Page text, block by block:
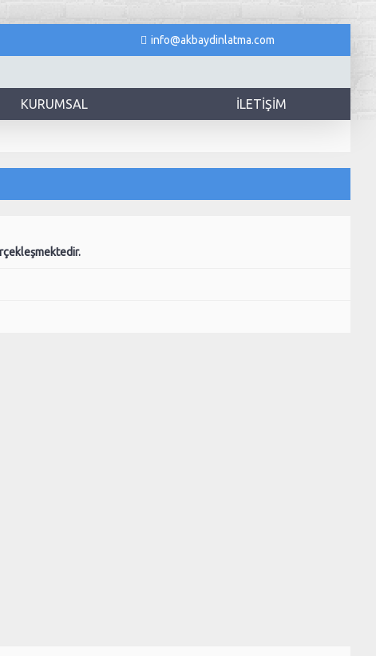
info@akbaydinlatma.com
KURUMSAL İLETIŞIM